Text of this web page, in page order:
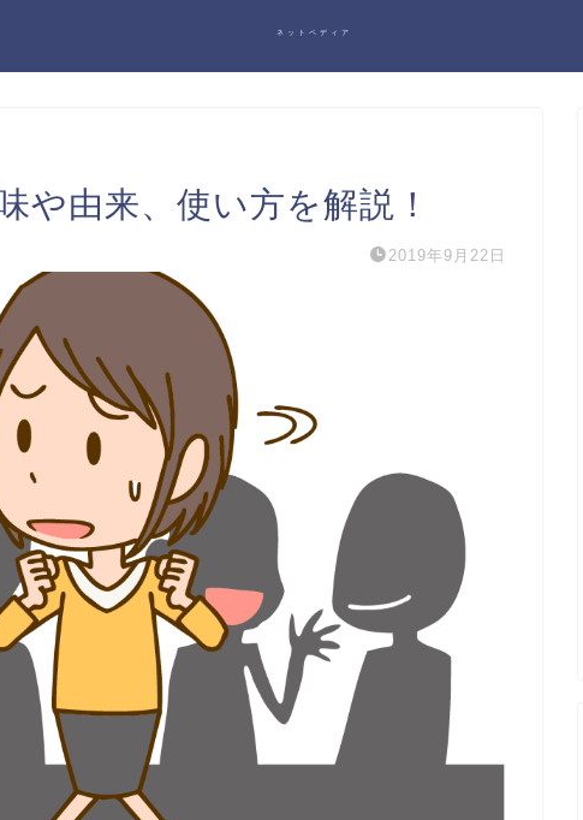
ネットペディア
や由来、使い方を解説！
2019年9月22日